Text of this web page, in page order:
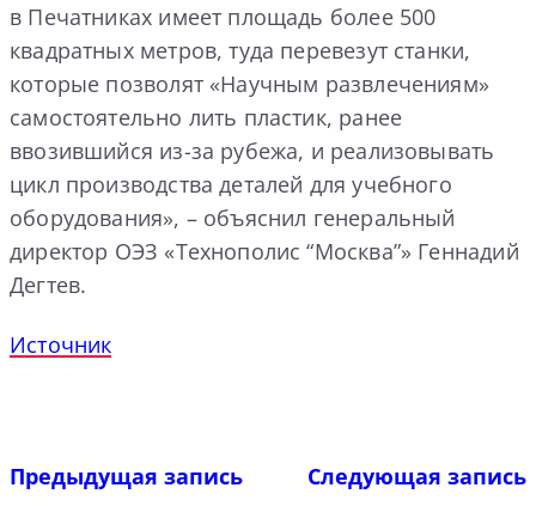
в Печатниках имеет площадь более 500
квадратных метров, туда перевезут станки,
которые позволят «Научным развлечениям»
самостоятельно лить пластик, ранее
ввозившийся из-за рубежа, и реализовывать
цикл производства деталей для учебного
оборудования», – объяснил генеральный
директор ОЭЗ «Технополис “Москва”» Геннадий
Дегтев.
Источник
Предыдущая запись Следующая запись